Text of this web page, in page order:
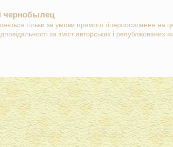
чернобылец
тільки за умови прямого гіперпосилання на
за зміст авторських і републікованих